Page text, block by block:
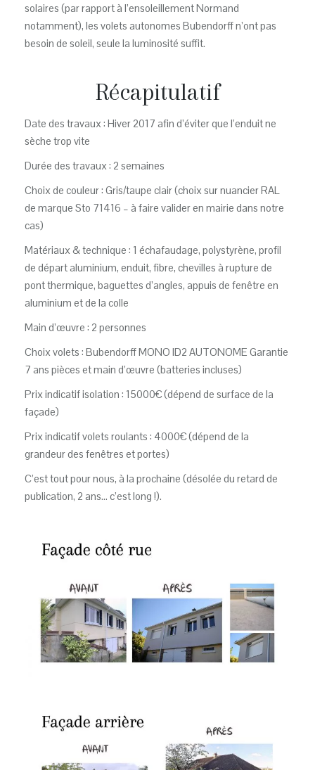
solaires (par rapport à l’ensoleillement Normand
notamment), les volets autonomes Bubendorff n’ont pas
besoin de soleil, seule la luminosité suffit.
Récapitulatif
Date des travaux : Hiver 2017 afin d’éviter que l’enduit ne
sèche trop vite
Durée des travaux : 2 semaines
Choix de couleur : Gris/taupe clair (choix sur nuancier RAL
de marque Sto 71416 – à faire valider en mairie dans notre
cas)
Matériaux & technique : 1 échafaudage, polystyrène, profil
de départ aluminium, enduit, fibre, chevilles à rupture de
pont thermique, baguettes d’angles, appuis de fenêtre en
aluminium et de la colle
Main d’œuvre : 2 personnes
Choix volets : Bubendorff MONO ID2 AUTONOME Garantie
7 ans pièces et main d’œuvre (batteries incluses)
Prix indicatif isolation : 15000€ (dépend de surface de la
façade)
Prix indicatif volets roulants : 4000€ (dépend de la
grandeur des fenêtres et portes)
C’est tout pour nous, à la prochaine (désolée du retard de
publication, 2 ans… c’est long !).